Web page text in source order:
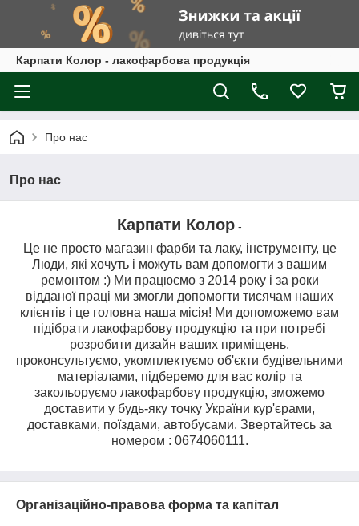
Карпати Колор - лакофарбова продукція
Про нас
Про нас
Карпати Колор -
Це не просто магазин фарби та лаку, інструменту, це
Люди, які хочуть і можуть вам допомогти з вашим
ремонтом :) Ми працюємо з 2014 року і за роки
відданої праці ми змогли допомогти тисячам наших
клієнтів і це головна наша місія! Ми допоможемо вам
підібрати лакофарбову продукцію та при потребі
розробити дизайн ваших приміщень,
проконсультуємо, укомплектуємо об'єкти будівельними
матеріалами, підберемо для вас колір та
закольоруємо лакофарбову продукцію, зможемо
доставити у будь-яку точку України кур'єрами,
доставками, поїздами, автобусами. Звертайтесь за
номером : 0674060111.
Організаційно-правова форма та капітал